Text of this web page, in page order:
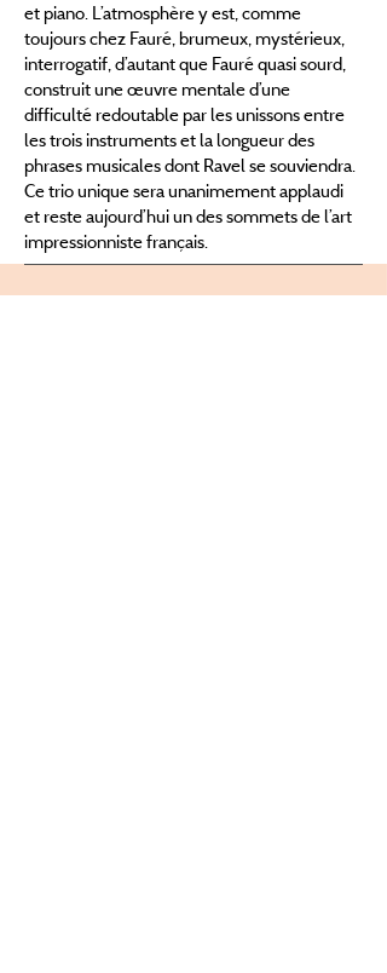
et piano. L’atmosphère y est, comme
toujours chez Fauré, brumeux, mystérieux,
interrogatif, d’autant que Fauré quasi sourd,
construit une œuvre mentale d’une
difficulté redoutable par les unissons entre
les trois instruments et la longueur des
phrases musicales dont Ravel se souviendra.
Ce trio unique sera unanimement applaudi
et reste aujourd’hui un des sommets de l’art
impressionniste français.